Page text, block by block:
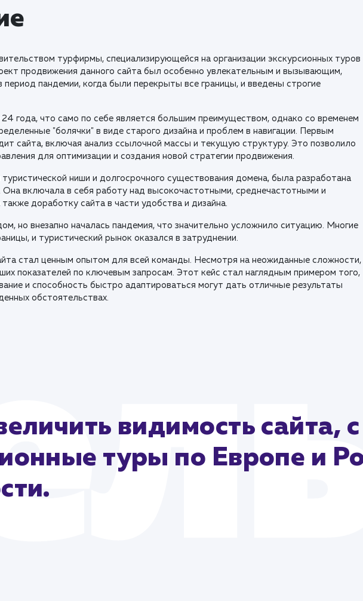
турфирмы, специализирующейся на организации экскурсионных туров
продвижения данного сайта был особенно увлекательным и вызывающим,
период пандемии, когда были перекрыты все границы, и введены строгие
года, что само по себе является большим преимуществом, однако со временем
"болячки" в виде старого дизайна и проблем в навигации. Первым
сайта, включая анализ ссылочной массы и текущую структуру. Это позволило
для оптимизации и создания новой стратегии продвижения.
ниши и долгосрочного существования домена, была разработана
Она включала в себя работу над высокочастотными, среднечастотными и
доработку сайта в части удобства и дизайна.
но внезапно началась пандемия, что значительно усложнило ситуацию. Многие
и туристический рынок оказался в затруднении.
стал ценным опытом для всей команды. Несмотря на неожиданные сложности,
показателей по ключевым запросам. Этот кейс стал наглядным примером того,
и способность быстро адаптироваться могут дать отличные результаты
обстоятельствах.
видимость сайта,
туры по Европе и